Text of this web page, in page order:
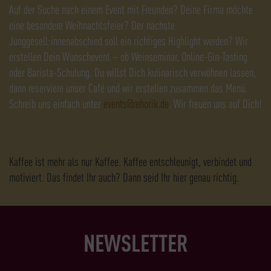
Auf der Suche nach einem Event mit Freunden? Deine Firma möchte
eine besondere Weihnachtsfeier? Der nächste
Junggesell:innenabschied soll ein richtiges Highlight werden? Wir
erstellen Dein Wunschevent – ob Weinseminar, Online-Gin-Tasting
oder Barista-Schulung. Du willst Dich kulinarisch verwöhnen lassen,
dann reserviere unser Café und wir erstellen zusammen das Menü.
Schreib uns einfach unter events@rehorik.de . Wir freuen uns auf Dich!
Kaffee ist mehr als nur Kaffee. Kaffee entschleunigt, verbindet und
motiviert. Das findet Ihr auch? Dann seid Ihr hier genau richtig.
NEWSLETTER